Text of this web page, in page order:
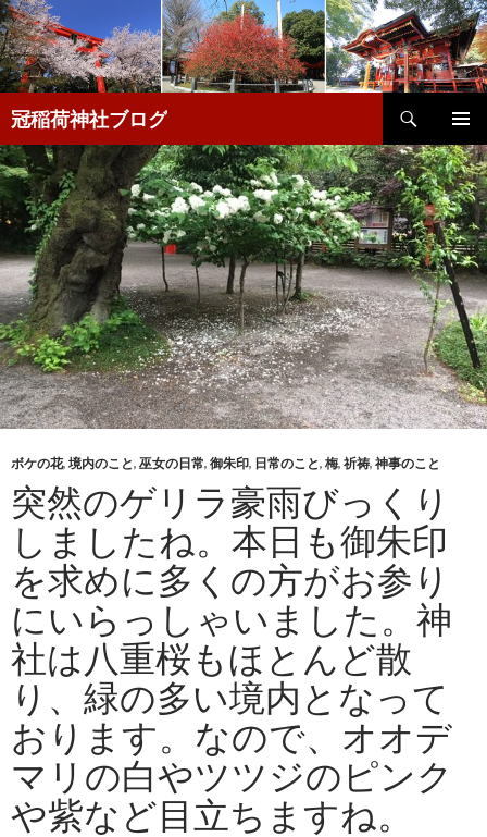
冠稲荷神社ブログ
索
メインメ
ニュー
ン
テ
ン
ツ
へ
移
動
ボケの花, 境内のこと, 巫女の日常, 御朱印, 日常のこと, 梅, 祈祷, 神事のこと
突然のゲリラ豪雨びっくり
しましたね。本日も御朱印
を求めに多くの方がお参り
にいらっしゃいました。神
社は八重桜もほとんど散
り、緑の多い境内となって
おります。なので、オオデ
マリの白やツツジのピンク
や紫など目立ちますね。